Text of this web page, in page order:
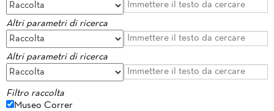
Altri parametri di ricerca
Altri parametri di ricerca
Filtro raccolta
Museo Correr